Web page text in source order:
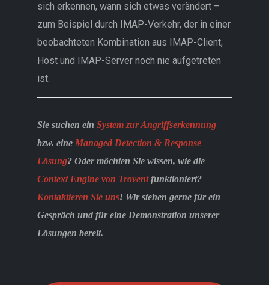
sich erkennen, wann sich etwas verändert –
zum Beispiel durch IMAP-Verkehr, der in einer
beobachteten Kombination aus IMAP-Client,
Host und IMAP-Server noch nie aufgetreten
ist.
Sie suchen ein System zur Angriffserkennung
bzw. eine Managed Detection & Response
Lösung? Oder möchten Sie wissen, wie die
Context Engine von Troventfunktioniert?
Kontaktieren Sie uns! Wir stehen gerne für ein
Gespräch und für eine Demonstration unserer
Lösungen bereit.